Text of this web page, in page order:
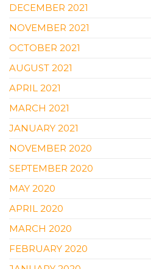
DECEMBER 2021
NOVEMBER 2021
OCTOBER 2021
AUGUST 2021
APRIL 2021
MARCH 2021
JANUARY 2021
NOVEMBER 2020
SEPTEMBER 2020
MAY 2020
APRIL 2020
MARCH 2020
FEBRUARY 2020